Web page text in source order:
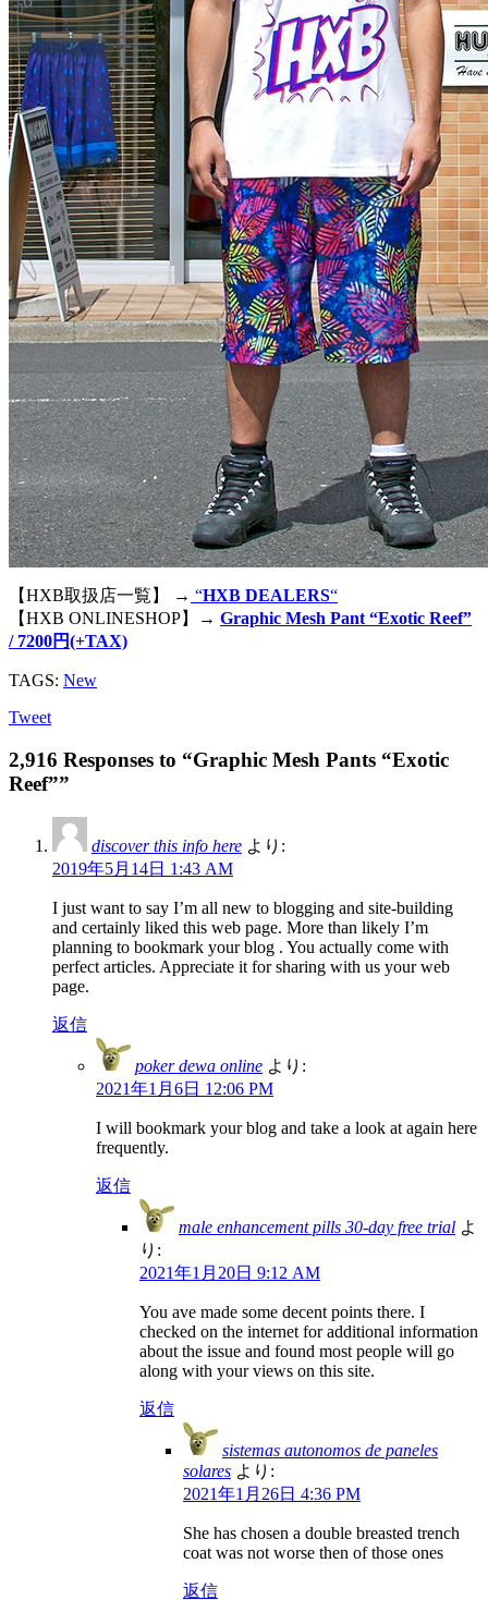
【HXB取扱店一覧】 → “HXB DEALERS“
【HXB ONLINESHOP】→ Graphic Mesh Pant “Exotic Reef”
/ 7200円(+TAX)
TAGS: New
Tweet
2,916 Responses to “Graphic Mesh Pants “Exotic
Reef””
discover this info here より:
2019年5月14日 1:43 AM
I just want to say I’m all new to blogging and site-building
and certainly liked this web page. More than likely I’m
planning to bookmark your blog . You actually come with
perfect articles. Appreciate it for sharing with us your web
page.
返信
poker dewa online より:
2021年1月6日 12:06 PM
I will bookmark your blog and take a look at again here
frequently.
返信
male enhancement pills 30-day free trial よ
り:
2021年1月20日 9:12 AM
You ave made some decent points there. I
checked on the internet for additional information
about the issue and found most people will go
along with your views on this site.
返信
sistemas autonomos de paneles
solares より:
2021年1月26日 4:36 PM
She has chosen a double breasted trench
coat was not worse then of those ones
返信